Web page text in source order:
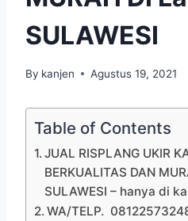
SULAWESI
By kanjen Agustus 19, 2021
Table of Contents
JUAL RISPLANG UKIR
BERKUALITAS DAN
SULAWESI – hanya di
WA/TELP.